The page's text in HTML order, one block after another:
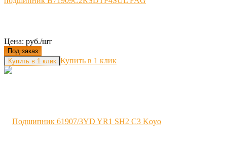
Цена: руб./шт
Под заказ
Купить в 1 клик